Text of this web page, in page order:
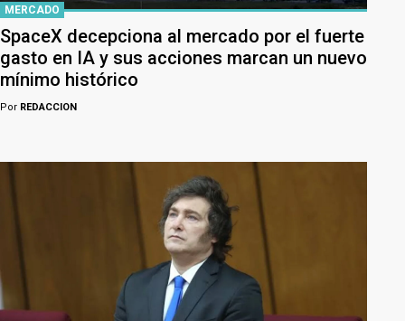
MERCADO
SpaceX decepciona al mercado por el fuerte
gasto en IA y sus acciones marcan un nuevo
mínimo histórico
Por REDACCION